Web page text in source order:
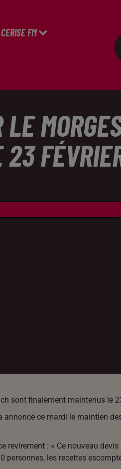
FM
sont finalement maintenus le
ce mardi le maintien
revirement : « Ce nouveau
les recettes